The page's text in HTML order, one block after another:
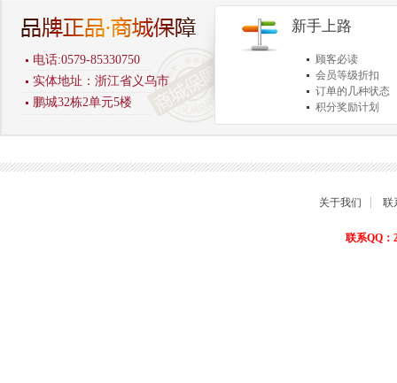
电话:0579-85330750
实体地址：浙江省义乌市
鹏城32栋2单元5楼
新手上路
顾客必读
会员等级折扣
订单的几种状态
积分奖励计划
商品退货保障
关于我们 联
联系QQ：